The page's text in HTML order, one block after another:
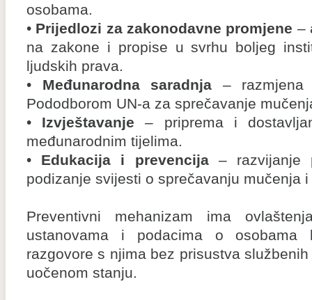
osobama.
• Prijedlozi za zakonodavne promjene –
na zakone i propise u svrhu boljeg
ljudskih prava.
• Međunarodna saradnja –
Pododborom UN-a za sprečavanje
• Izvještavanje– priprema i
međunarodnim tijelima.
• Edukacija i prevencija– razvijanje
podizanje svijesti o sprečavanju mučenja
Preventivni mehanizam ima
ustanovama i podacima o osobama
razgovore s njima bez prisustva
uočenom stanju.